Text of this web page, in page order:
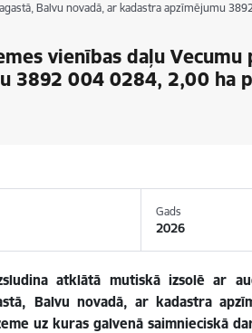
Balvu novadā, ar kadastra apzīmējumu
vienības daļu Vecumu
3892 004 0284, 2,00 ha
Gads
2026
atklātā mutiskā izsolē ar
Balvu novadā, ar kadastra
uz kuras galvenā saimnieciskā